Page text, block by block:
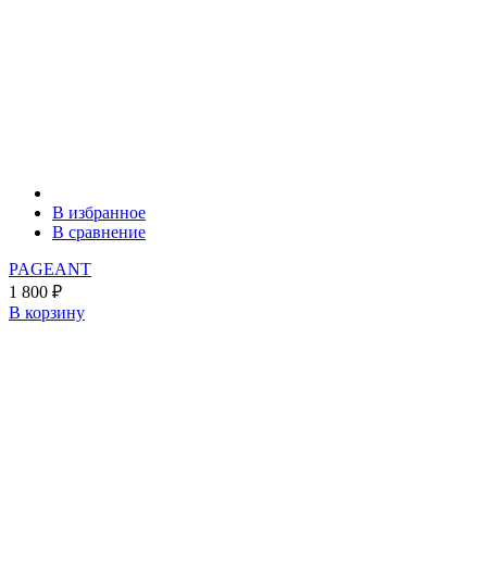
В избранное
В сравнение
PAGEANT
1 800 ₽
В корзину